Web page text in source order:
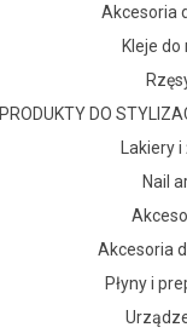
Akcesoria
Kleje do
PRODUKTY DO
Lakiery
Nail
Akcesoria
Płyny i